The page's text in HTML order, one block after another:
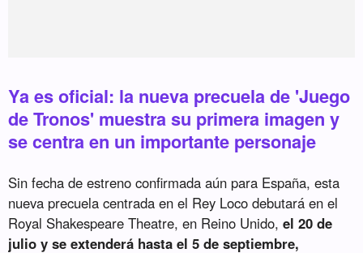
Ya es oficial: la nueva precuela de 'Juego
de Tronos' muestra su primera imagen y
se centra en un importante personaje
Sin fecha de estreno confirmada aún para España, esta
nueva precuela centrada en el Rey Loco debutará en el
Royal Shakespeare Theatre, en Reino Unido,el 20 de
julio y se extenderá hasta el 5 de septiembre,